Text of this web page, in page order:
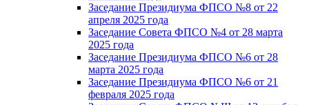
Заседание Президиума ФПСО №8 от 22
апреля 2025 года
Заседание Совета ФПСО №4 от 28 марта
2025 года
Заседание Президиума ФПСО №6 от 28
марта 2025 года
Заседание Президиума ФПСО №6 от 21
февраля 2025 года